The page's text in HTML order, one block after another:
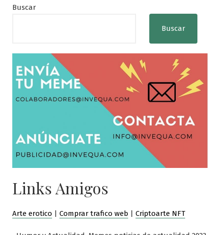
Buscar
Buscar
Links Amigos
Arte erotico | Comprar trafico web | Criptoarte NFT